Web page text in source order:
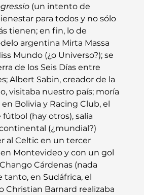
(un intento de
para todos y no sólo
tienen; en fin, lo de
argentina Mirta Massa
Mundo (¿o Universo?); se
de los Seis Días entre
Albert Sabin, creador de la
visitaba nuestro país; moría
Bolivia y Racing Club, el
(hay otros), salía
(¿mundial?)
al Celtic en un tercer
Montevideo y con un gol
Cárdenas (nada
tanto, en Sudáfrica, el
Christian Barnard realizaba